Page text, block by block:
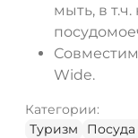
мыть, в
Wide.
Категории:
Туризм